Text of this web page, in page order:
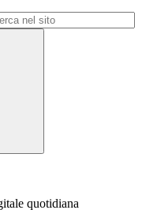
quotidiana